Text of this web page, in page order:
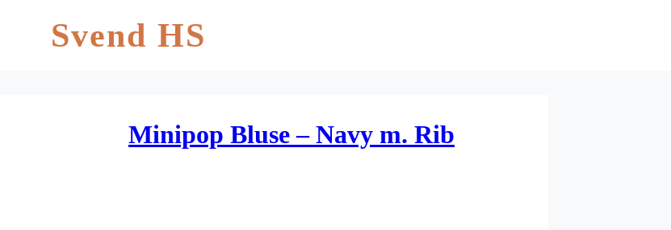
Svend HS
Minipop Bluse – Navy m. Rib